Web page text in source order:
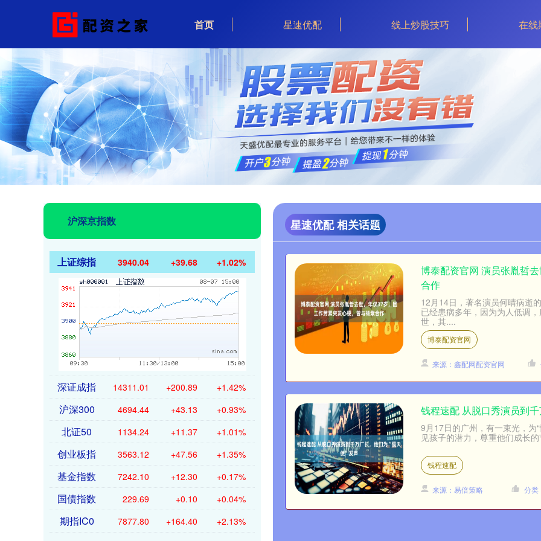
首页 星速优配 线上炒股技巧 在线
星速优配 相关话题
博泰配资官网 演员张胤哲
合作
12月14日，著名演员何晴病逝
已经患病多年，因为为人低调
世，其....
博泰配资官网
来源：鑫配网配资官网
钱程速配 从脱口秀演员到
9月17日的广州，有一束光，为
见孩子的潜力，尊重他们成长
钱程速配
来源：易倍策略 分类
沪深京指数
上证综指 3940.04 +39.68 +1.02%
深证成指 14311.01 +200.89 +1.42%
沪深300 4694.44 +43.13 +0.93%
北证50 1134.24 +11.37 +1.01%
创业板指 3563.12 +47.56 +1.35%
基金指数 7242.10 +12.30 +0.17%
国债指数 229.69 +0.10 +0.04%
期指IC0 7877.80 +164.40 +2.13%